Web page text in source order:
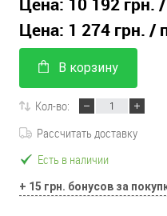
Цена: 1 274 грн. /
В корзину
Кол-во:
Рассчитать доставку
Есть в наличии
+ 15 грн. бонусов за